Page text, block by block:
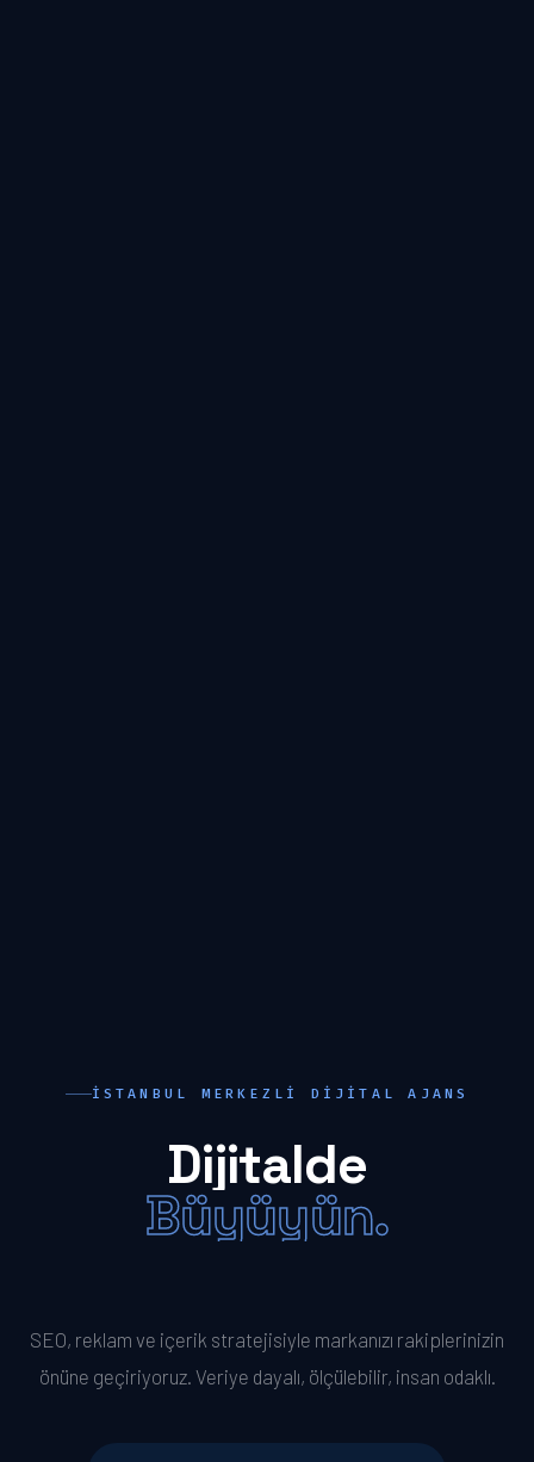
İSTANBUL MERKEZLI DIJITAL AJANS
Dijitalde
Büyüyün.
SEO, reklam ve içerik stratejisiyle markanızı rakiplerinizin
önüne geçiriyoruz. Veriye dayalı, ölçülebilir, insan odaklı.